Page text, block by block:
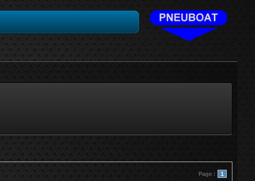
Page : 1